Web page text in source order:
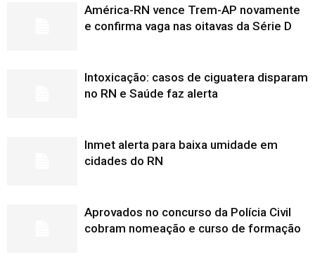
América-RN vence Trem-AP novamente
e confirma vaga nas oitavas da Série D
Intoxicação: casos de ciguatera disparam
no RN e Saúde faz alerta
Inmet alerta para baixa umidade em
cidades do RN
Aprovados no concurso da Polícia Civil
cobram nomeação e curso de formação